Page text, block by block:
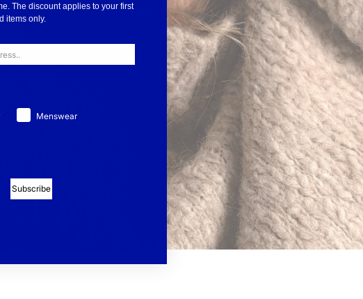
The discount applies to your first
items only.
Menswear
Subscribe